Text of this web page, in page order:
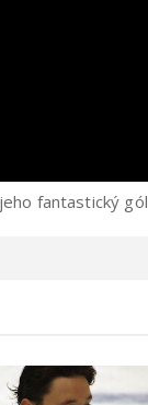
fantastický gól